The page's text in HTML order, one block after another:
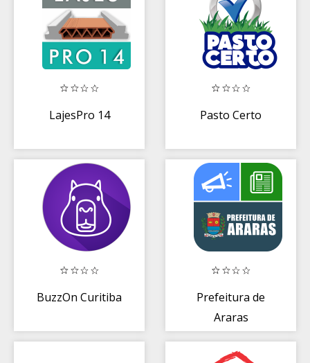
LajesPro 14 Pasto Certo
BuzzOn Curitiba
Prefeitura de
Araras